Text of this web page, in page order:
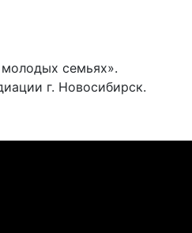
семьях».
г. Новосибирск.